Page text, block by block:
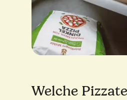
Welche